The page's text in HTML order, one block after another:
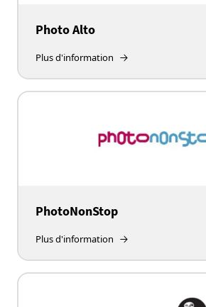
Photo Alto
Plus d'information
PhotoNonStop
Plus d'information